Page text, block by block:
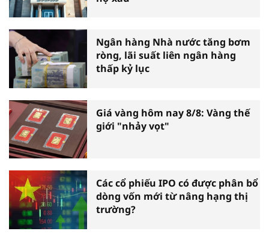
Ngân hàng Nhà nước tăng bơm
ròng, lãi suất liên ngân hàng
thấp kỷ lục
Giá vàng hôm nay 8/8: Vàng thế
giới "nhảy vọt"
Các cổ phiếu IPO có được phân bổ
dòng vốn mới từ nâng hạng thị
trường?